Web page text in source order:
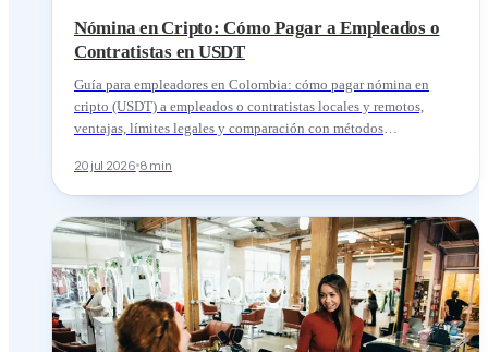
Nómina en Cripto: Cómo Pagar a Empleados o
Contratistas en USDT
Guía para empleadores en Colombia: cómo pagar nómina en
cripto (USDT) a empleados o contratistas locales y remotos,
ventajas, límites legales y comparación con métodos
20 jul 2026 8 min